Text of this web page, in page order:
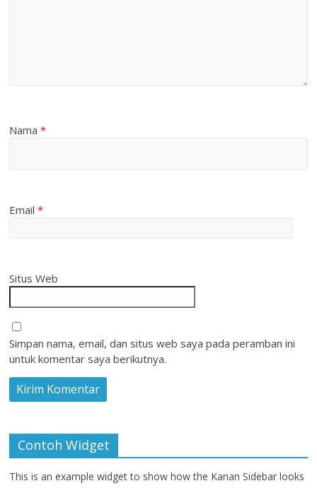
Nama*
Email*
Situs Web
Simpan nama, email, dan situs web saya pada peramban ini
untuk komentar saya berikutnya.
Contoh Widget
This is an example widget to show how the Kanan Sidebar looks